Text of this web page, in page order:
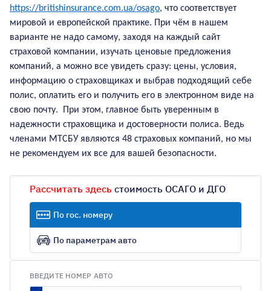
https://britishinsurance.com.ua/osago, что соответствует
мировой и европейской практике. При чём в нашем
варианте не надо самому, заходя на каждый сайт
страховой компании, изучать ценовые предложения
компаний, а можно все увидеть сразу: цены, условия,
информацию о страховщиках и выбрав подходящий себе
полис, оплатить его и получить его в электронном виде на
свою почту. При этом, главное быть уверенным в
надежности страховщика и достоверности полиса. Ведь
членами МТСБУ являются 48 страховых компаний, но мы
не рекомендуем их все для вашей безопасности.
Рассчитать здесь стоимость ОСАГО и ДГО
По гос. номеру
По параметрам авто
ВВЕДИТЕ НОМЕР АВТО